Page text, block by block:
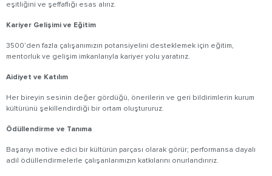
eşitliğini ve şeffaflığı esas alırız.
Kariyer Gelişimi ve Eğitim
3500’den fazla çalışanımızın potansiyelini desteklemek için eğitim,
mentorluk ve gelişim imkanlarıyla kariyer yolu yaratırız.
Aidiyet ve Katılım
Her bireyin sesinin değer gördüğü, önerilerin ve geri bildirimlerin kurum
kültürünü şekillendirdiği bir ortam oluştururuz.
Ödüllendirme ve Tanıma
Başarıyı motive edici bir kültürün parçası olarak görür; performansa dayalı
adil ödüllendirmelerle çalışanlarımızın katkılarını onurlandırırız.